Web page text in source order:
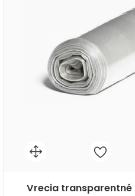
Vrecia transparentné